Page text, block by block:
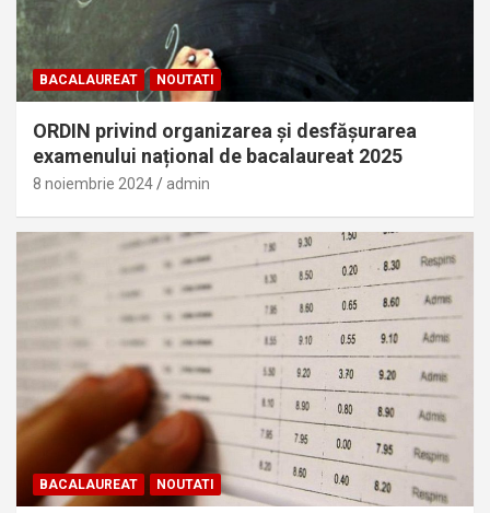
BACALAUREAT NOUTATI
ORDIN privind organizarea și desfășurarea
examenului național de bacalaureat 2025
8 noiembrie 2024 admin
BACALAUREAT NOUTATI